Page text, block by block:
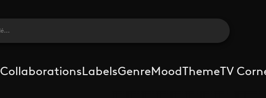
CollaborationsLabelsGenreMoodThemeTV